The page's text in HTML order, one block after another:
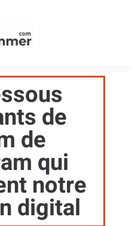
de
de
qui
notre
digital